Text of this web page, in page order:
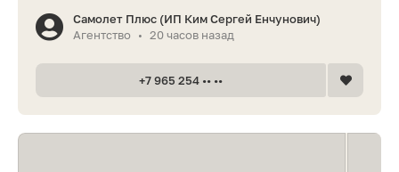
Самолет Плюс (ИП Ким Сергей Енчунович)
Агентство
• 20 часов назад
+7 965 254 •• ••